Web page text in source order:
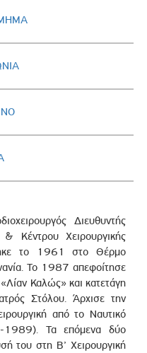
Διευθυντής
& Κέντρου Χειρουργικής
το 1961 στο Θέρμο
Το 1987 απεφοίτησε
Καλώς» και κατετάγη
Στόλου. Άρχισε την
από το Ναυτικό
1989). Τα επόμενα δύο
του στη Β’ Χειρουργική